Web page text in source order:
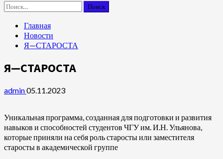
Найти:
Главная
Новости
Я—СТАРОСТА
Я—СТАРОСТА
admin05.11.2023
Уникальная программа, созданная для подготовки и развития
навыков и способностей студентов ЧГУ им. И.Н. Ульянова,
которые приняли на себя роль старосты или заместителя
старосты в академической группе